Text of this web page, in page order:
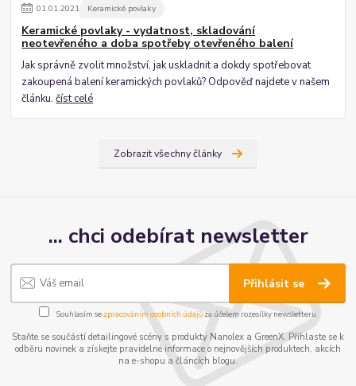
01.01.2021 Keramické povlaky
Keramické povlaky - vydatnost, skladování
neotevřeného a doba spotřeby otevřeného balení
Jak správně zvolit množství, jak uskladnit a dokdy spotřebovat
zakoupená balení keramických povlaků? Odpověď najdete v našem
článku.číst celé
Zobrazit všechny články
... chci odebírat newsletter
Přihlásit se
Souhlasím se zpracováním osobních údajůza účelem rozesílky newsletteru.
Staňte se součástí detailingové scény s produkty Nanolex a GreenX. Přihlaste se k
odběru novinek a získejte pravidelné informace o nejnovějších produktech, akcích
na e-shopu a článcích blogu.